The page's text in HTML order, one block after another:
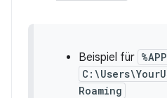
Beispiel für
Roaming